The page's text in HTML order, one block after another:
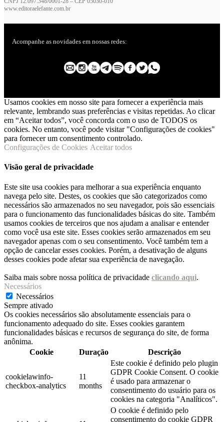
www.editoraelefante.com.br
Acompanhe as novidades em nossas redes:
Usamos cookies em nosso site para fornecer a experiência mais
relevante, lembrando suas preferências e visitas repetidas. Ao clicar
em “Aceitar todos”, você concorda com o uso de TODOS os
cookies. No entanto, você pode visitar "Configurações de cookies"
para fornecer um consentimento controlado.
Configurações de Cookies Aceitar todos
Visão geral de privacidade
Este site usa cookies para melhorar a sua experiência enquanto
navega pelo site. Destes, os cookies que são categorizados como
necessários são armazenados no seu navegador, pois são essenciais
para o funcionamento das funcionalidades básicas do site. Também
usamos cookies de terceiros que nos ajudam a analisar e entender
como você usa este site. Esses cookies serão armazenados em seu
navegador apenas com o seu consentimento. Você também tem a
opção de cancelar esses cookies. Porém, a desativação de alguns
desses cookies pode afetar sua experiência de navegação.
Saiba mais sobre nossa política de privacidade clicando aqui.
Necessários
Necessários
Sempre ativado
Os cookies necessários são absolutamente essenciais para o
funcionamento adequado do site. Esses cookies garantem
funcionalidades básicas e recursos de segurança do site, de forma
anônima.
Cookie
Duração Descrição
cookielawinfo-
checkbox-analytics
11
months
Este cookie é definido pelo plugin
GDPR Cookie Consent. O cookie
é usado para armazenar o
consentimento do usuário para os
cookies na categoria "Analíticos".
O cookie é definido pelo
consentimento do cookie GDPR